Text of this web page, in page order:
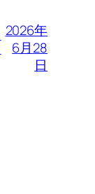
2026年
6月28
日